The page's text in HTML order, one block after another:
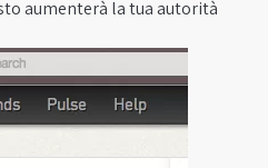
aumenterà la tua autorità